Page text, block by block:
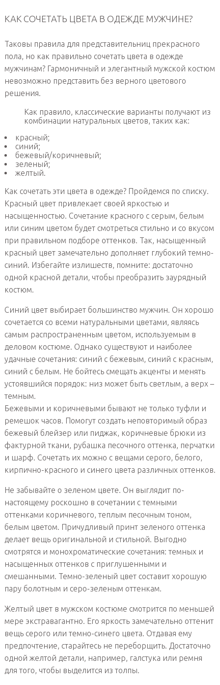
КАК СОЧЕТАТЬ ЦВЕТА В ОДЕЖДЕ МУЖЧИНЕ?
Таковы правила для представительниц прекрасного
пола, но как правильно сочетать цвета в одежде
мужчинам? Гармоничный и элегантный мужской костюм
невозможно представить без верного цветового
решения.
Как правило, классические варианты получают из
комбинации натуральных цветов, таких как:
красный;
синий;
бежевый/коричневый;
зеленый;
желтый.
Как сочетать эти цвета в одежде? Пройдемся по списку.
Красный цвет привлекает своей яркостью и
насыщенностью. Сочетание красного с серым, белым
или синим цветом будет смотреться стильно и со вкусом
при правильном подборе оттенков. Так, насыщенный
красный цвет замечательно дополняет глубокий темно-
синий. Избегайте излишеств, помните: достаточно
одной красной детали, чтобы преобразить заурядный
костюм.
Синий цвет выбирает большинство мужчин. Он хорошо
сочетается со всеми натуральными цветами, являясь
самым распространенным цветом, используемым в
деловом костюме. Однако существуют и наиболее
удачные сочетания: синий с бежевым, синий с красным,
синий с белым. Не бойтесь смещать акценты и менять
устоявшийся порядок: низ может быть светлым, а верх –
темным.
Бежевыми и коричневыми бывают не только туфли и
ремешок часов. Помогут создать неповторимый образ
бежевый блейзер или пиджак, коричневые брюки из
фактурной ткани, рубашка песочного оттенка, перчатки
и шарф. Сочетать их можно с вещами серого, белого,
кирпично-красного и синего цвета различных оттенков.
Не забывайте о зеленом цвете. Он выглядит по-
настоящему роскошно в сочетании с темными
оттенками коричневого, теплым песочным тоном,
белым цветом. Причудливый принт зеленого оттенка
делает вещь оригинальной и стильной. Выгодно
смотрятся и монохроматические сочетания: темных и
насыщенных оттенков с приглушенными и
смешанными. Темно-зеленый цвет составит хорошую
пару болотным и серо-зеленым оттенкам.
Желтый цвет в мужском костюме смотрится по меньшей
мере экстравагантно. Его яркость замечательно оттенит
вещь серого или темно-синего цвета. Отдавая ему
предпочтение, старайтесь не переборщить. Достаточно
одной желтой детали, например, галстука или ремня
для того, чтобы выделится из толпы.